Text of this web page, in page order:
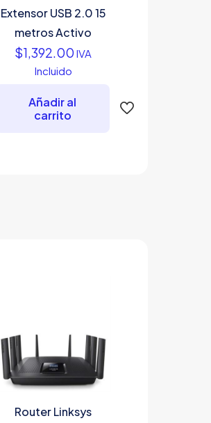
Extensor USB 2.0 15
metros Activo
$1,392.00 IVA
Incluido
Añadir al
carrito
Router Linksys